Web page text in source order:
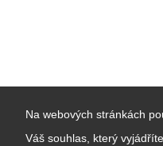
Na webových stránkách
Váš souhlas, který